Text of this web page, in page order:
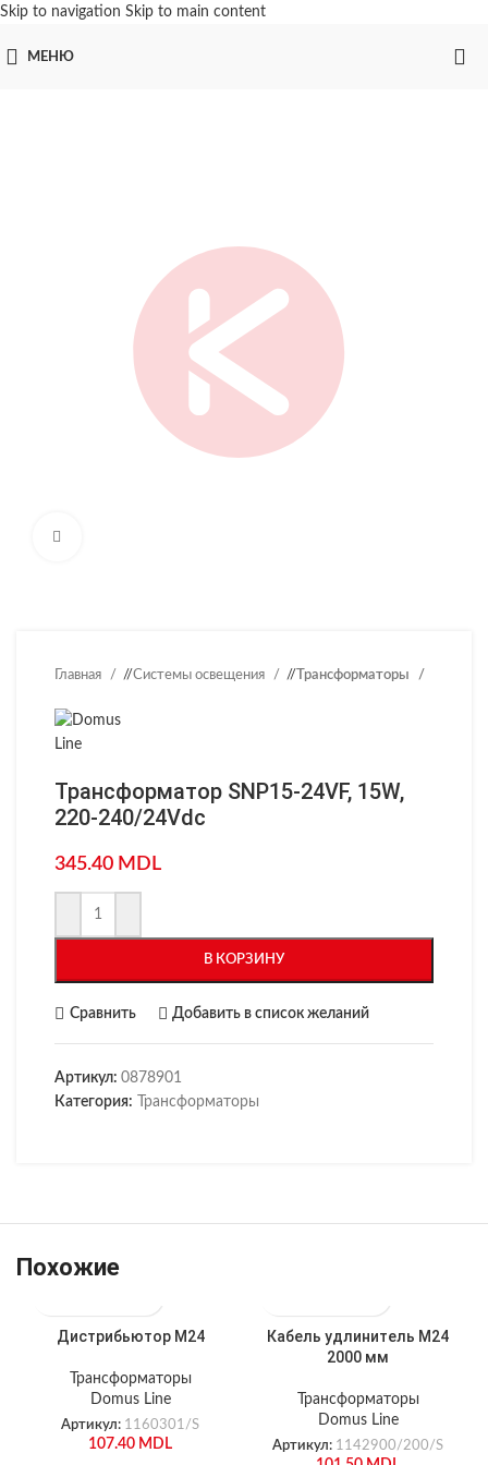
Skip to navigation Skip to main content
МЕНЮ
Главная / Системы освещения / Трансформаторы
Трансформатор SNP15-24VF, 15W,
220-240/24Vdc
345.40 MDL
В КОРЗИНУ
Сравнить Добавить в список желаний
Артикул: 0878901
Категория:
Трансформаторы
Похожие
Дистрибьютор М24
Трансформаторы
Domus Line
Артикул: 1160301/S
107.40 MDL
Кабель удлинитель М24
2000 мм
Трансформаторы
Domus Line
Артикул: 1142900/200/S